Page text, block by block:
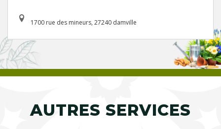
1700 rue des mineurs, 27240 damville
AUTRES SERVICES